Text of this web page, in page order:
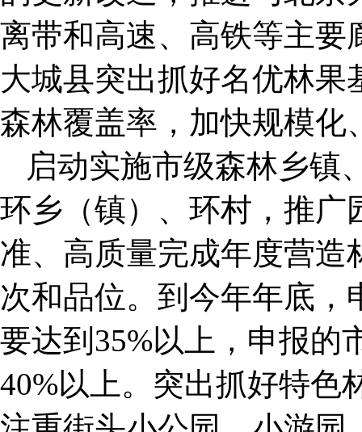
离带和高速、高铁等主要
大城县突出抓好名优林
森林覆盖率，加快规模化
启动实施市级森林乡镇
环乡（镇）、环村，推广
准、高质量完成年度营造
次和品位。到今年年底
要达到35%以上，申报的
40%以上。突出抓好特色